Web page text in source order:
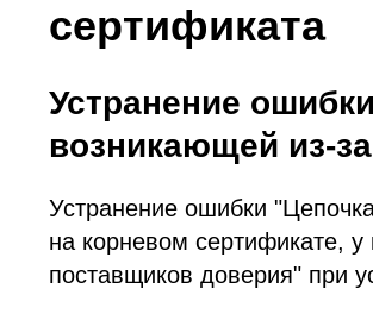
сертификата
Устранение
возникающей из-
Устранение ошибки
на корневом сертификате, у
поставщиков доверия" при